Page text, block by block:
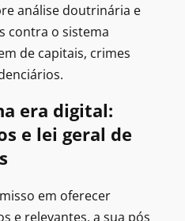
análise doutrinária e
contra o sistema
de capitais, crimes
era digital:
e lei geral de
em oferecer
e relevantes, a sua pós